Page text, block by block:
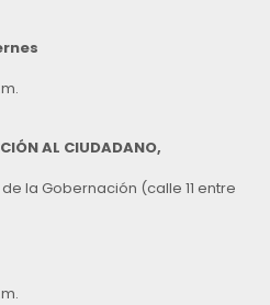
AL CIUDADANO,
la Gobernación (calle 11 entre